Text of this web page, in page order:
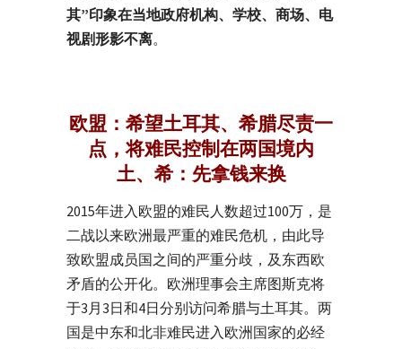
其”印象在当地政府机构、学校、商场、电
视剧形影不离。
欧盟：希望土耳其、希腊尽责一
点，将难民控制在两国境内
土、希：先拿钱来换
2015年进入欧盟的难民人数超过100万，是
二战以来欧洲最严重的难民危机，由此导
致欧盟成员国之间的严重分歧，及东西欧
矛盾的公开化。欧洲理事会主席图斯克将
于3月3日和4日分别访问希腊与土耳其。两
国是中东和北非难民进入欧洲国家的必经